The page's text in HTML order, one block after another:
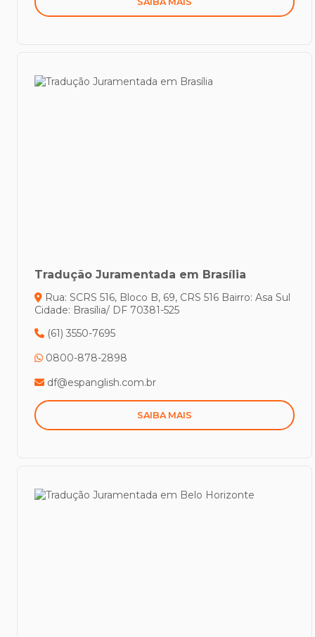
Tradução Juramentada em Brasília
Rua: SCRS 516, Bloco B, 69, CRS 516 Bairro: Asa Sul
Cidade: Brasília/ DF 70381-525
(61) 3550-7695
0800-878-2898
df@espanglish.com.br
SAIBA MAIS